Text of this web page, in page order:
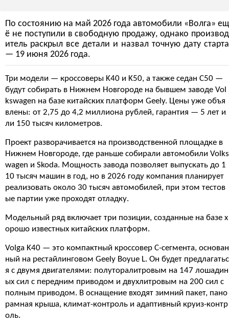
По состоянию на май 2026 года автомобили «Волга» ещ
ё не поступили в свободную продажу, однако производ
итель раскрыл все детали и назвал точную дату старта
— 19 июня 2026 года.
Три модели — кроссоверы K40 и K50, а также седан C50 —
будут собирать в Нижнем Новгороде на бывшем заводе Vol
kswagen на базе китайских платформ Geely. Цены уже объя
влены: от 2,75 до 4,2 миллиона рублей, гарантия — 5 лет и
ли 150 тысяч километров.
Проект разворачивается на производственной площадке в
Нижнем Новгороде, где раньше собирали автомобили Volks
wagen и Skoda. Мощность завода позволяет выпускать до 1
10 тысяч машин в год, но в 2026 году компания планирует
реализовать около 30 тысяч автомобилей, при этом тестов
ые партии уже проходят отладку.
Модельный ряд включает три позиции, созданные на базе х
орошо известных китайских платформ.
Volga K40 — это компактный кроссовер C-сегмента, основан
ный на рестайлинговом Geely Boyue L. Он будет предлагатьс
я с двумя двигателями: полуторалитровым на 147 лошадин
ых сил с передним приводом и двухлитровым на 200 сил с
полным приводом. В оснащение входят зимний пакет, пано
рамная крыша, климат-контроль и адаптивный круиз-контр
оль.